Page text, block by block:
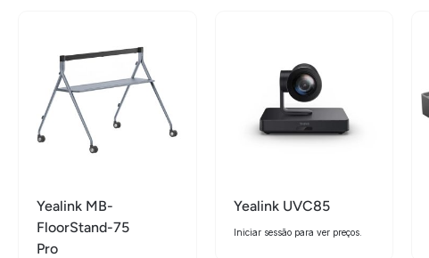
Yealink MB-
FloorStand-75
Pro
Yealink UVC85
Iniciar sessão para ver preços.